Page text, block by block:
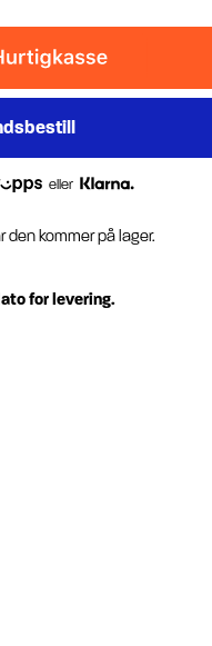
eller
den kommer på lager.
for levering.